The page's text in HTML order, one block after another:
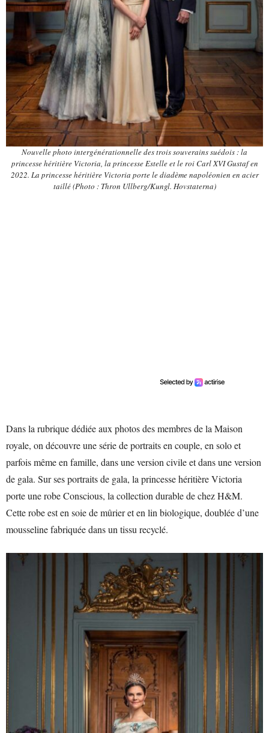
Nouvelle photo intergénérationnelle des trois souverains suédois : la
princesse héritière Victoria, la princesse Estelle et le roi Carl XVI Gustaf en
2022. La princesse héritière Victoria porte le diadème napoléonien en acier
taillé (Photo : Thron Ullberg/Kungl. Hovstaterna)
Dans la rubrique dédiée aux photos des membres de la Maison
royale, on découvre une série de portraits en couple, en solo et
parfois même en famille, dans une version civile et dans une version
de gala. Sur ses portraits de gala, la princesse héritière Victoria
porte une robe Conscious, la collection durable de chez H&M.
Cette robe est en soie de mûrier et en lin biologique, doublée d’une
mousseline fabriquée dans un tissu recyclé.